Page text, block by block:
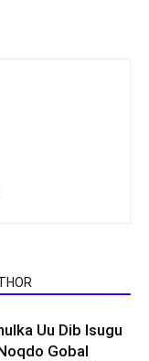
Uu Dib Isugu
Gobal